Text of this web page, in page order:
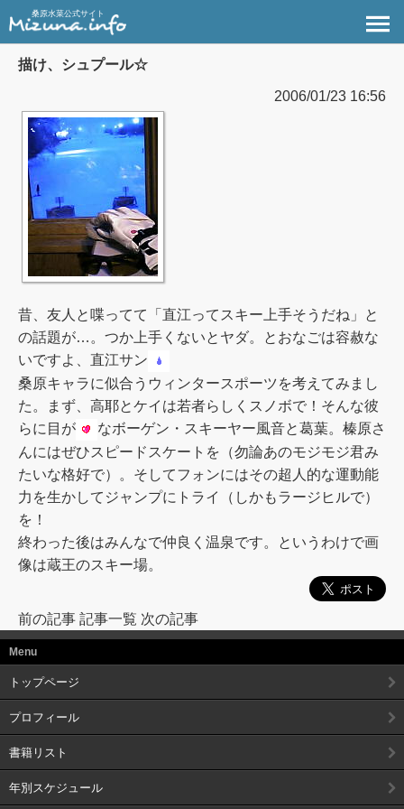
桑原水菜公式サイト
描け、シュプール☆
2006/01/23 16:56
昔、友人と喋ってて「直江ってスキー上手そうだね」と
の話題が…。つか上手くないとヤダ。とおなごは容赦な
いですよ、直江サン
桑原キャラに似合うウィンタースポーツを考えてみまし
た。まず、高耶とケイは若者らしくスノボで！そんな彼
らに目が
なボーゲン・スキーヤー風音と葛葉。榛原さ
んにはぜひスピードスケートを（勿論あのモジモジ君み
たいな格好で）。そしてフォンにはその超人的な運動能
力を生かしてジャンプにトライ（しかもラージヒルで）
を！
終わった後はみんなで仲良く温泉です。というわけで画
像は蔵王のスキー場。
前の記事 記事一覧 次の記事
Menu
トップページ
プロフィール
書籍リスト
年別スケジュール